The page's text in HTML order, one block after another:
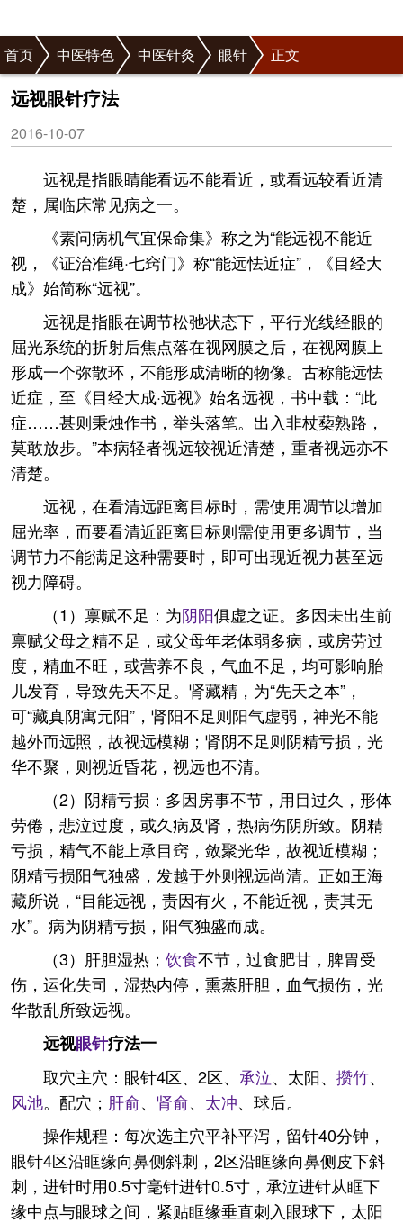
首页 中医特色 中医针灸 眼针 正文
远视眼针疗法
2016-10-07
远视是指眼睛能看远不能看近，或看远较看近清
楚，属临床常见病之一。
《素问病机气宜保命集》称之为“能远视不能近
视，《证治准绳·七窍门》称“能远怯近症”，《目经大
成》始简称“远视”。
远视是指眼在调节松弛状态下，平行光线经眼的
屈光系统的折射后焦点落在视网膜之后，在视网膜上
形成一个弥散环，不能形成清晰的物像。古称能远怯
近症，至《目经大成·远视》始名远视，书中载：“此
症……甚则秉烛作书，举头落笔。出入非杖蔾熟路，
莫敢放步。”本病轻者视远较视近清楚，重者视远亦不
清楚。
远视，在看清远距离目标时，需使用凋节以增加
屈光率，而要看清近距离目标则需使用更多调节，当
调节力不能满足这种需要时，即可出现近视力甚至远
视力障碍。
（1）禀赋不足：为阴阳俱虚之证。多因未出生前
禀赋父母之精不足，或父母年老体弱多病，或房劳过
度，精血不旺，或营养不良，气血不足，均可影响胎
儿发育，导致先天不足。肾藏精，为“先天之本”，
可“藏真阴寓元阳”，肾阳不足则阳气虚弱，神光不能
越外而远照，故视远模糊；肾阴不足则阴精亏损，光
华不聚，则视近昏花，视远也不清。
（2）阴精亏损：多因房事不节，用目过久，形体
劳倦，悲泣过度，或久病及肾，热病伤阴所致。阴精
亏损，精气不能上承目窍，敛聚光华，故视近模糊；
阴精亏损阳气独盛，发越于外则视远尚清。正如王海
藏所说，“目能远视，责因有火，不能近视，责其无
水”。病为阴精亏损，阳气独盛而成。
（3）肝胆湿热； 饮食不节，过食肥甘，脾胃受
伤，运化失司，湿热内停，熏蒸肝胆，血气损伤，光
华散乱所致远视。
远视眼针疗法一
取穴主穴：眼针4区、2区、 承泣、太阳、 攒竹、
风池。配穴； 肝俞、 肾俞、 太冲、球后。
操作规程：每次选主穴平补平泻，留针40分钟，
眼针4区沿眶缘向鼻侧斜刺，2区沿眶缘向鼻侧皮下斜
刺，进针时用0.5寸毫针进针0.5寸，承泣进针从眶下
缘中点与眼球之间，紧贴眶缘垂直刺入眼球下，太阳